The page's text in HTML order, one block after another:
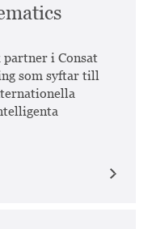
i Consat
som syftar till